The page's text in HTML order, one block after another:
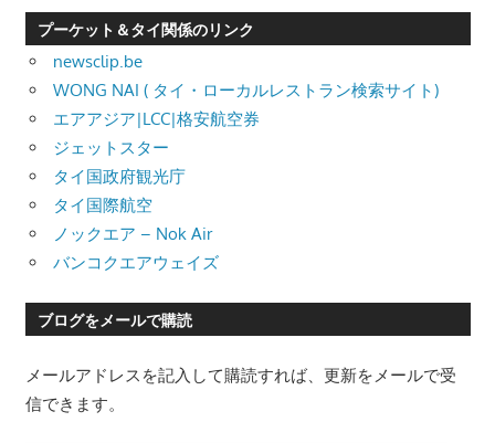
プーケット＆タイ関係のリンク
newsclip.be
WONG NAI ( タイ・ローカルレストラン検索サイト)
エアアジア|LCC|格安航空券
ジェットスター
タイ国政府観光庁
タイ国際航空
ノックエア – Nok Air
バンコクエアウェイズ
ブログをメールで購読
メールアドレスを記入して購読すれば、更新をメールで受
信できます。